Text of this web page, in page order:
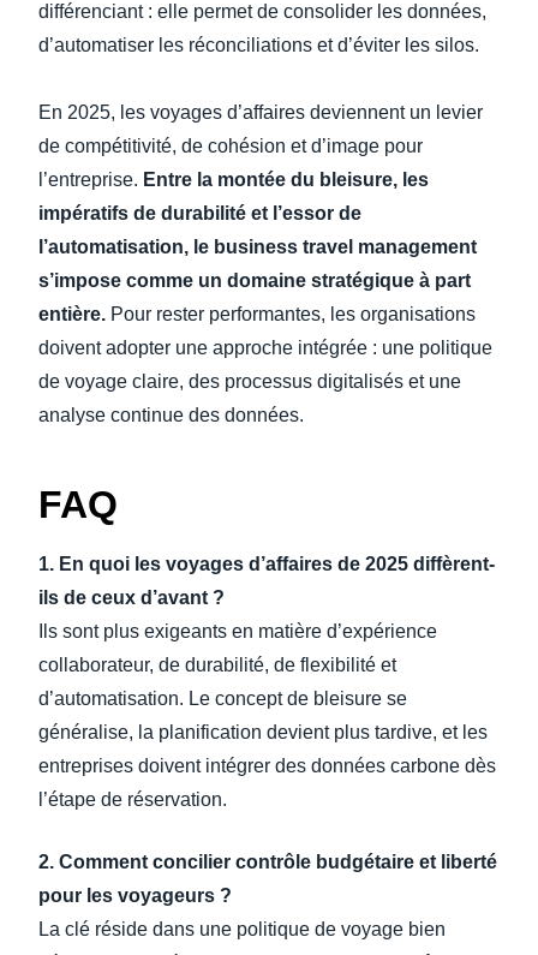
différenciant : elle permet de consolider les données,
d’automatiser les réconciliations et d’éviter les silos.
En 2025, les voyages d’affaires deviennent un levier
de compétitivité, de cohésion et d’image pour
l’entreprise. Entre la montée du bleisure, les
impératifs de durabilité et l’essor de
l’automatisation, le business travel management
s’impose comme un domaine stratégique à part
entière. Pour rester performantes, les organisations
doivent adopter une approche intégrée : une politique
de voyage claire, des processus digitalisés et une
analyse continue des données.
FAQ
1. En quoi les voyages d’affaires de 2025 diffèrent-
ils de ceux d’avant ?
Ils sont plus exigeants en matière d’expérience
collaborateur, de durabilité, de flexibilité et
d’automatisation. Le concept de bleisure se
généralise, la planification devient plus tardive, et les
entreprises doivent intégrer des données carbone dès
l’étape de réservation.
2. Comment concilier contrôle budgétaire et liberté
pour les voyageurs ?
La clé réside dans une politique de voyage bien